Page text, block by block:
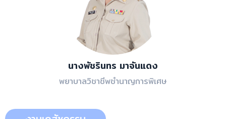
นางพัชรินทร มาจันแดง
พยาบาลวิชาชีพชำนาญการพิเศษ